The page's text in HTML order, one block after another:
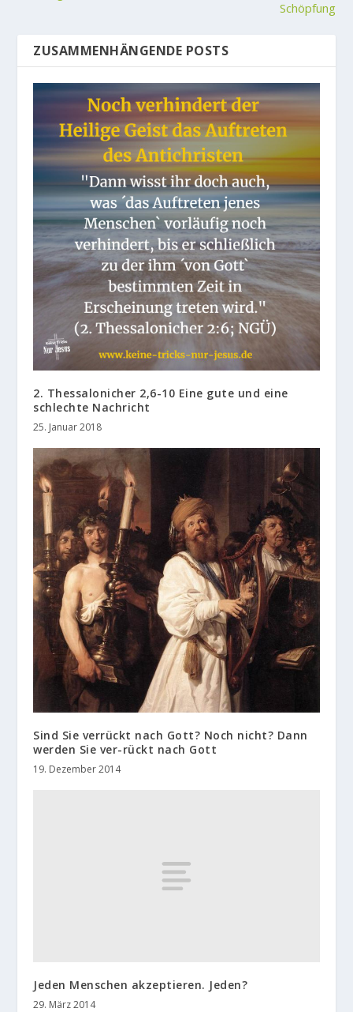
Schöpfung
ZUSAMMENHÄNGENDE POSTS
2. Thessalonicher 2,6-10 Eine gute und eine
schlechte Nachricht
25. Januar 2018
Sind Sie verrückt nach Gott? Noch nicht? Dann
werden Sie ver-rückt nach Gott
19. Dezember 2014
Jeden Menschen akzeptieren. Jeden?
29. März 2014